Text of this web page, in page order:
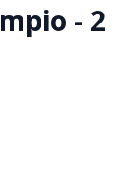
- 2